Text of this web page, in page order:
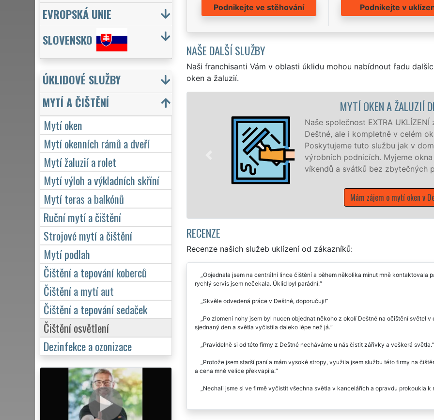
Podnikejte ve stěhování Podnikejte v
NAŠE DALŠÍ SLUŽBY
Naši franchisanti Vám v oblasti úklidu mohou nabídnout řadu
oken a žaluzií.
MYTÍ OKEN A ŽALUZIÍ
Naše společnost EXTRA
Deštné, ale i kompletně v celém
Poskytujeme tuto službu jak v
výrobních podnicích. Myjeme
víkendů a svátků bez zbytečných
Mám zájem o mytí oken v
RECENZE
Recenze našich služeb uklízení od zákazníků:
Objednala jsem na centrální lince čištění a během několika minut mně kontaktovala
rychlý servis jsem nečekala. Úklid byl parádní.
Skvěle odvedená práce v Deštné, doporučuji!
Po zlomení nohy jsem byl nucen objednat někoho z okolí Deštné na očištění světel
sjednaný den a světla vyčistila daleko lépe než já.
Pravidelně si od této firmy z Deštné necháváme u nás čistit zářivky a veškerá světla.
Protože jsem starší paní a mám vysoké stropy, využila jsem službu této firmy na
a cena mně velice překvapila.
Nechali jsme si ve firmě vyčistit všechna světla v kancelářích a opravdu prokoukla k
EVROPSKÁ UNIE
SLOVENSKO
ÚKLIDOVÉ SLUŽBY
MYTÍ A ČIŠTĚNÍ
Mytí oken
Mytí okenních rámů a dveří
Mytí žaluzií a rolet
Mytí výloh a výkladních skříní
Mytí teras a balkónů
Ruční mytí a čištění
Strojové mytí a čištění
Mytí podlah
Čištění a tepování koberců
Čištění a mytí aut
Čištění a tepování sedaček
Čištění osvětlení
Dezinfekce a ozonizace